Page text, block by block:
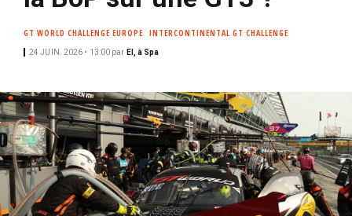
i
p
a
l
GT WORLD CHALLENGE EUROPE INTERCONTINENTAL GT CHALLENGE
24 JUIN. 2026 • 13:00 par EI, à Spa